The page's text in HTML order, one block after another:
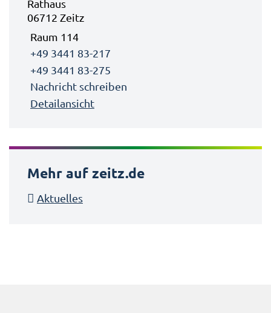
Rathaus
06712 Zeitz
Raum 114
+49 3441 83-217
+49 3441 83-275
Nachricht schreiben
Detailansicht
Mehr auf zeitz.de
Aktuelles